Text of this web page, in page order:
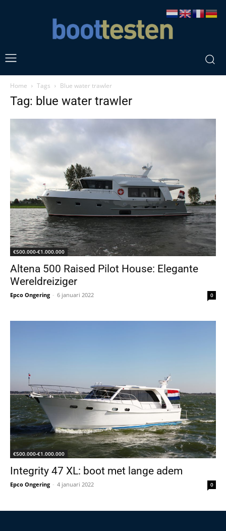
Home Tags Blue water trawler
Tag: blue water trawler
€500.000-€1.000.000
Altena 500 Raised Pilot House: Elegante
Wereldreiziger
Epco Ongering - 6 januari 2022 0
€500.000-€1.000.000
Integrity 47 XL: boot met lange adem
Epco Ongering - 4 januari 2022 0